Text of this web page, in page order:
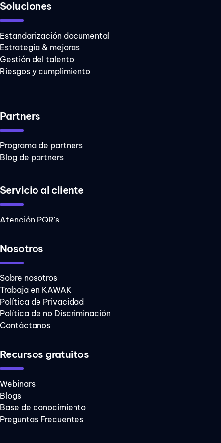
Soluciones
Estandarización documental
Estrategia & mejoras
Gestión del talento
Riesgos y cumplimiento
Partners
Programa de partners
Blog de partners
Servicio al cliente
Atención PQR's
Nosotros
Sobre nosotros
Trabaja en KAWAK
Política de Privacidad
Política de no Discriminación
Contáctanos
Recursos gratuitos
Webinars
Blogs
Base de conocimiento
Preguntas Frecuentes